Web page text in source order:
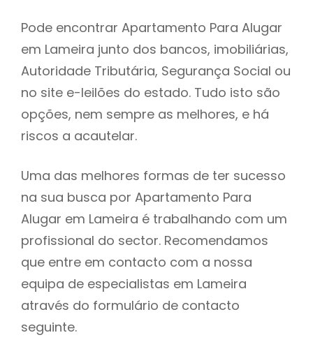
Pode encontrar Apartamento Para Alugar
em Lameira junto dos bancos, imobiliárias,
Autoridade Tributária, Segurança Social ou
no site e-leilões do estado. Tudo isto são
opções, nem sempre as melhores, e há
riscos a acautelar.
Uma das melhores formas de ter sucesso
na sua busca por Apartamento Para
Alugar em Lameira é trabalhando com um
profissional do sector. Recomendamos
que entre em contacto com a nossa
equipa de especialistas em Lameira
através do formulário de contacto
seguinte.